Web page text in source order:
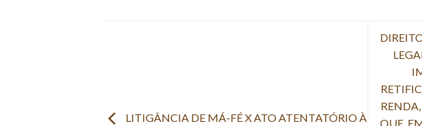
LITIGÂNCIA DE MÁ-FÉ X ATO ATENTATÓRIO À
QUE,